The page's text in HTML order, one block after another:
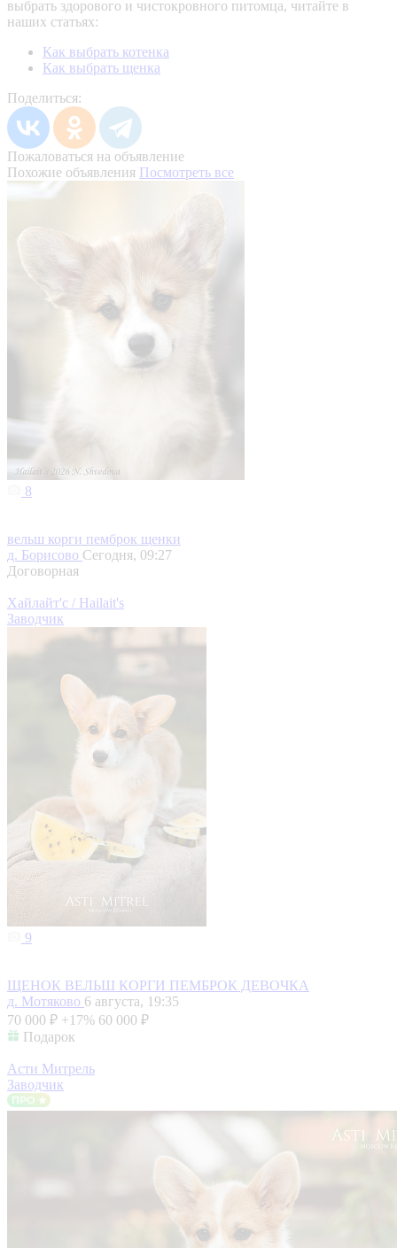
выбрать здорового и чистокровного питомца, читайте в
наших статьях:
Как выбрать котенка
Как выбрать щенка
Поделиться:
Пожаловаться на объявление
Похожие объявления Посмотреть все
8
вельш корги пемброк щенки
д. Борисово Сегодня, 09:27
Договорная
Хайлайт'с / Hailait's
Заводчик
9
ЩЕНОК ВЕЛЬШ КОРГИ ПЕМБРОК ДЕВОЧКА
д. Мотяково 6 августа, 19:35
70 000 ₽ +17% 60 000 ₽
Подарок
Асти Митрель
Заводчик